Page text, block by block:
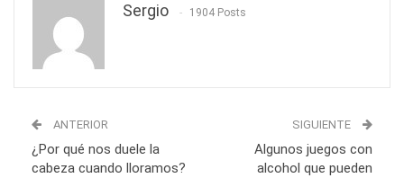
Sergio 1904 Posts
ANTERIOR
¿Por qué nos duele la
cabeza cuando lloramos?
SIGUIENTE
Algunos juegos con
alcohol que pueden